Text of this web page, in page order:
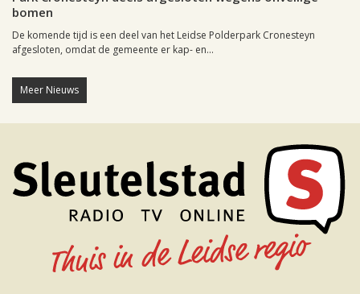
bomen
De komende tijd is een deel van het Leidse Polderpark Cronesteyn
afgesloten, omdat de gemeente er kap- en...
Meer Nieuws